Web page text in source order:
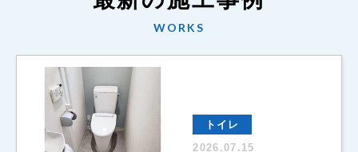
WORKS
トイレ
2026.07.15